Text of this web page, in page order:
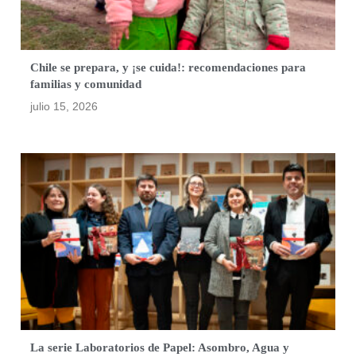
Chile se prepara, y ¡se cuida!: recomendaciones para
familias y comunidad
julio 15, 2026
La serie Laboratorios de Papel: Asombro, Agua y